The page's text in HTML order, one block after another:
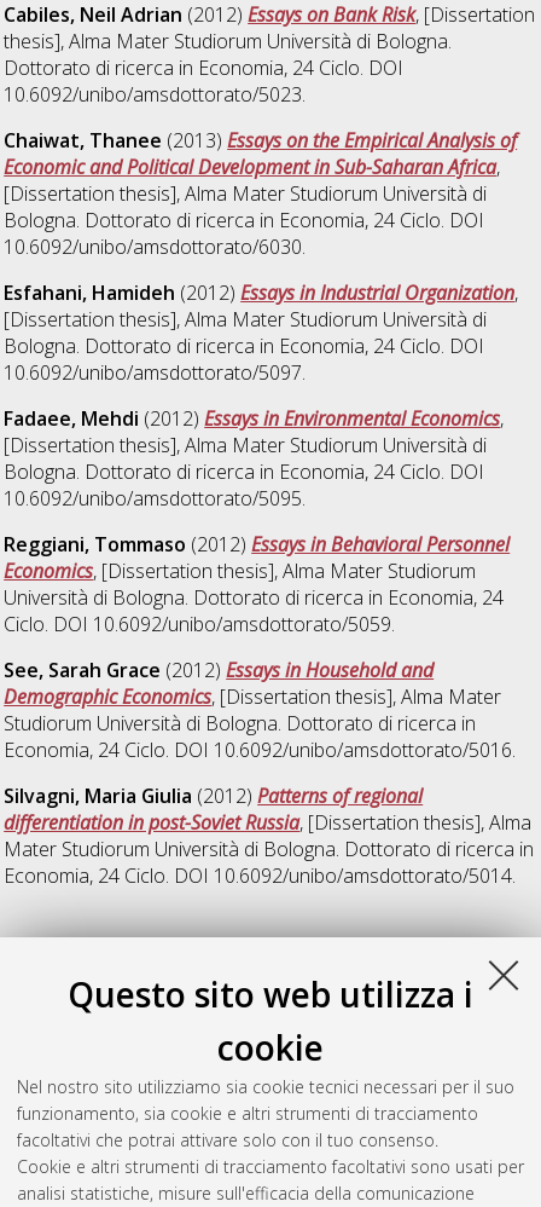
Questo sito web utilizza i
cookie
Nel nostro sito utilizziamo sia cookie tecnici necessari per il suo
funzionamento, sia cookie e altri strumenti di tracciamento
facoltativi che potrai attivare solo con il tuo consenso.
Cookie e altri strumenti di tracciamento facoltativi sono usati per
analisi statistiche, misure sull'efficacia della comunicazione
Cabiles, Neil Adrian (2012)Essays on Bank Risk, [Dissertation
thesis], Alma Mater Studiorum Università di Bologna.
Dottorato di ricerca in Economia, 24 Ciclo. DOI
10.6092/unibo/amsdottorato/5023.
Chaiwat, Thanee (2013)Essays on the Empirical Analysis of
Economic and Political Development in Sub-Saharan Africa,
[Dissertation thesis], Alma Mater Studiorum Università di
Bologna. Dottorato di ricerca in Economia, 24 Ciclo. DOI
10.6092/unibo/amsdottorato/6030.
Esfahani, Hamideh (2012)Essays in Industrial Organization,
[Dissertation thesis], Alma Mater Studiorum Università di
Bologna. Dottorato di ricerca in Economia, 24 Ciclo. DOI
10.6092/unibo/amsdottorato/5097.
Fadaee, Mehdi (2012)Essays in Environmental Economics,
[Dissertation thesis], Alma Mater Studiorum Università di
Bologna. Dottorato di ricerca in Economia, 24 Ciclo. DOI
10.6092/unibo/amsdottorato/5095.
Reggiani, Tommaso (2012)Essays in Behavioral Personnel
Economics, [Dissertation thesis], Alma Mater Studiorum
Università di Bologna. Dottorato di ricerca in Economia, 24
Ciclo. DOI 10.6092/unibo/amsdottorato/5059.
See, Sarah Grace (2012)Essays in Household and
Demographic Economics, [Dissertation thesis], Alma Mater
Studiorum Università di Bologna. Dottorato di ricerca in
Economia, 24 Ciclo. DOI 10.6092/unibo/amsdottorato/5016.
Silvagni, Maria Giulia (2012)Patterns of regional
differentiation in post-Soviet Russia, [Dissertation thesis], Alma
Mater Studiorum Università di Bologna. Dottorato di ricerca in
Economia, 24 Ciclo. DOI 10.6092/unibo/amsdottorato/5014.
27
Lam, Wing Man Wynne(2014) Essays in Industrial
Organization and Information Technology
thesis], Alma Mater Studiorum Università di Bologna.
Dottorato di ricerca inEconomia, 27 Ciclo. DOI
10.6092/unibo/amsdottorato/6725.
Questa lista e' stata generata il Wed Aug 5 20:49:47 2026